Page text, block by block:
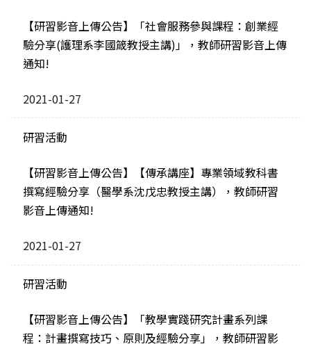
【研習影音上傳公告】「社會服務參與課程：創業經
驗分享(護理系李國箴教授主講)」，教師研習影音上傳
通知!
2021-01-27
研習活動
【研習影音上傳公告】【傳承講座】專業領域教科書
撰寫經驗分享（醫學系沈戊忠教授主講），教師研習
影音上傳通知!
2021-01-27
研習活動
【研習影音上傳公告】「教學實踐研究計畫系列課
程：計畫撰寫技巧、原則及經驗分享」，教師研習影